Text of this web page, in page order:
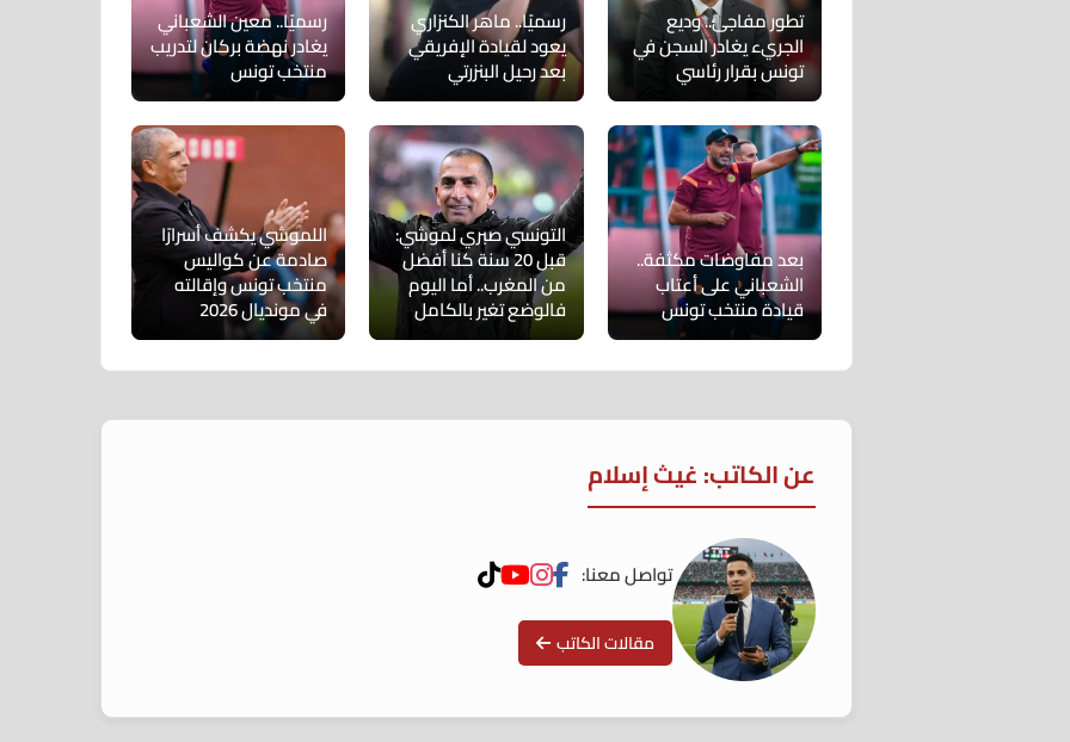
تطور مفاجئ.. وديع
الجريء يغادر السجن في
تونس بقرار رئاسي
رسميًا.. ماهر الكنزاري
يعود لقيادة الإفريقي
بعد رحيل البنزرتي
رسميًا.. معين الشعباني
يغادر نهضة بركان لتدريب
منتخب تونس
بعد مفاوضات مكثفة..
الشعباني على أعتاب
قيادة منتخب تونس
التونسي صبري لموشي:
قبل 20 سنة كنا أفضل
من المغرب.. أما اليوم
فالوضع تغير بالكامل
اللموشي يكشف أسرارًا
صادمة عن كواليس
منتخب تونس وإقالته
في مونديال 2026
عن الكاتب: غيث إسلام
تواصل معنا:
مقالات الكاتب